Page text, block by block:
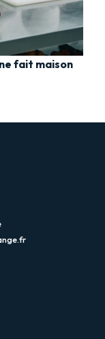
fait maison